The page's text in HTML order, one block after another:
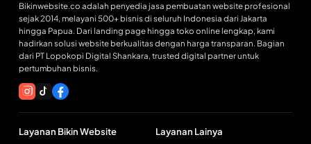
Bikinwebsite.co adalah penyedia jasa pembuatan website profesional
sejak 2014, melayani 500+ bisnis di seluruh Indonesia dari Jakarta
hingga Papua. Dari landing page hingga toko online lengkap, kami
hadirkan solusi website berkualitas dengan harga transparan. Bagian
dari PT Lopokopi Digital Shankara, trusted digital partner untuk
pertumbuhan bisnis.
Layanan Bikin Website Layanan Lainya